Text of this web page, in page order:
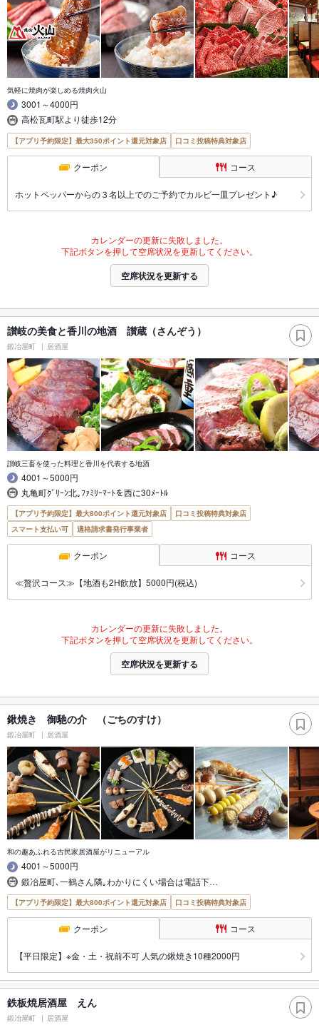
気軽に焼肉が楽しめる焼肉火山
3001～4000円
高松瓦町駅より徒歩12分
【アプリ予約限定】最大350ポイント還元対象店 口コミ投稿特典対象店
クーポン コース
ホットペッパーからの３名以上でのご予約でカルビ一皿プレゼント♪
カレンダーの更新に失敗しました。
下記ボタンを押して空席状況を更新してください。
空席状況を更新する
讃岐の美食と香川の地酒 讃蔵（さんぞう）
鍛冶屋町 居酒屋
讃岐三畜を使った料理と香川を代表する地酒
4001～5000円
丸亀町ｸﾞﾘｰﾝ北｡ﾌｧﾐﾘｰﾏｰﾄを西に30ﾒｰﾄﾙ
【アプリ予約限定】最大800ポイント還元対象店
口コミ投稿特典対象店
スマート支払い可
適格請求書発行事業者
クーポン コース
≪贅沢コース≫【地酒も2H飲放】5000円(税込)
カレンダーの更新に失敗しました。
下記ボタンを押して空席状況を更新してください。
空席状況を更新する
鍬焼き 御馳の介 （ごちのすけ）
鍛冶屋町 居酒屋
和の趣あふれる古民家居酒屋がリニューアル
4001～5000円
鍛冶屋町､一鶴さん隣｡わかりにくい場合は電話下…
【アプリ予約限定】最大800ポイント還元対象店 口コミ投稿特典対象店
クーポン コース
【平日限定】※金・土・祝前不可 人気の鍬焼き10種2000円
鉄板焼居酒屋 えん
鍛冶屋町 居酒屋